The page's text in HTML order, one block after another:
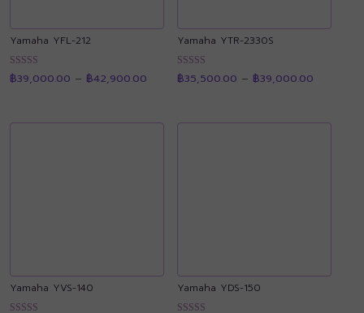
Yamaha YFL-212
ให้คะแนน
4.91
฿39,000.00 – ฿42,900.00 range:
Yamaha YTR-2330S
ให้คะแนน
4.89
฿35,500.00 – ฿39,000.00range:
Yamaha YVS-140 Yamaha YDS-150